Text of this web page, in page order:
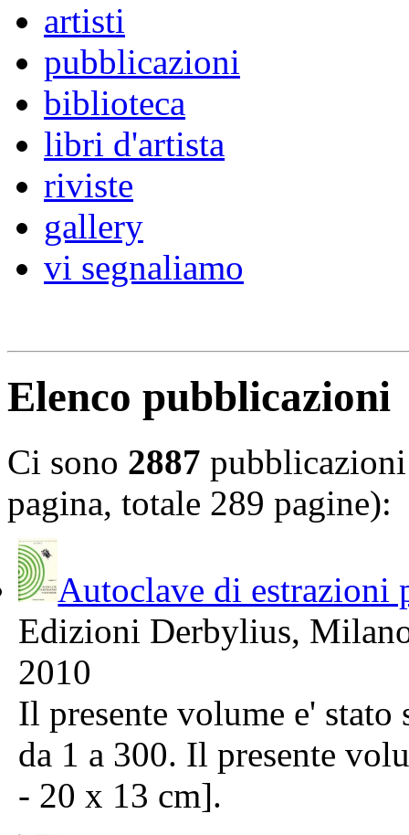
artisti
pubblicazioni
biblioteca
libri d'artista
riviste
gallery
vi segnaliamo
Elenco pubblicazioni
Ci sono 2887
pagina, totale 289 pagine):
Autoclave di estrazioni
Edizioni Derbylius,
2010
Il presente volume e'
da 1 a 300. Il presente
- 20 x 13 cm].